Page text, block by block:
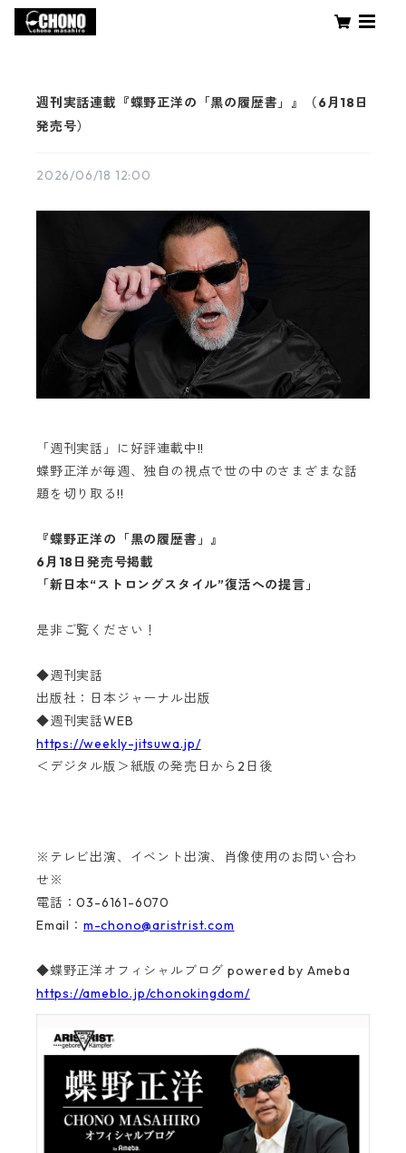
週刊実話連載『蝶野正洋の「黒の履歴書」』（6月18日
発売号）
2026/06/18 12:00
「週刊実話」に好評連載中!!
蝶野正洋が毎週、独自の視点で世の中のさまざまな話
題を切り取る!!
『蝶野正洋の「黒の履歴書」』
6月18日発売号掲載
「新日本“ストロングスタイル”復活への提言」
是非ご覧ください！
◆週刊実話
出版社：日本ジャーナル出版
◆週刊実話WEB
https://weekly-jitsuwa.jp/
＜デジタル版＞紙版の発売日から2日後
※テレビ出演、イベント出演、肖像使用のお問い合わ
せ※
電話：03-6161-6070
Email： m-chono@aristrist.com
◆蝶野正洋オフィシャルブログ powered by Ameba
https://ameblo.jp/chonokingdom/